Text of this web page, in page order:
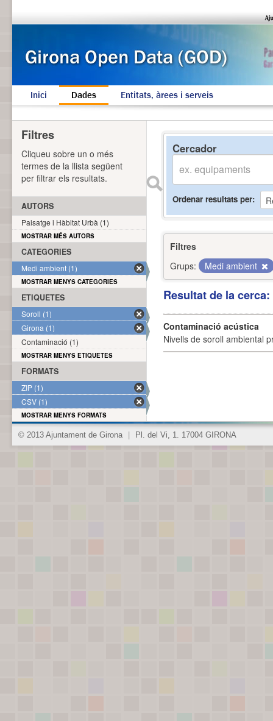
Inici Dades Entitats, àrees i serveis
Cercador
Ordenar resultats per
Filtres
Grups:
Medi ambient
Resultat de la
Contaminació acústica
Nivells de soroll ambiental
Filtres
Cliqueu sobre un o més
termes de la llista següent
per filtrar els resultats.
AUTORS
Paisatge i Hàbitat Urbà (1)
MOSTRAR MÉS AUTORS
CATEGORIES
Medi ambient (1)
MOSTRAR MENYS CATEGORIES
ETIQUETES
Soroll (1)
Girona (1)
Contaminació (1)
MOSTRAR MENYS ETIQUETES
FORMATS
ZIP (1)
CSV (1)
MOSTRAR MENYS FORMATS
© 2013 Ajuntament de Girona Pl. del Vi, 1. 17004 GIRONA